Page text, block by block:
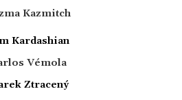
Kazmitch
Kardashian
Vémola
Ztracený